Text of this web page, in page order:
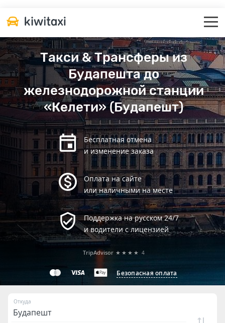
Такси & Трансферы из
Будапешта до
железнодорожной станции
«Келети» (Будапешт)
Бесплатная отмена
и изменение заказа
Оплата на сайте
или наличными на месте
Поддержка на русском 24/7
и водители с лицензией
Безопасная оплата
TripAdvisor ★★★★ 4
Откуда